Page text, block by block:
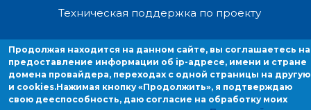
Техническая поддержка по проекту
Продолжая находиться на данном сайте, вы соглашаетесь на
предоставление информации об ip-адресе, имени и стране домена
провайдера, переходах с одной страницы на другую и cookies.
Продолжая находится на данном сайте, вы соглашаетесь на
предоставление информации об ip-адресе, имени и стране
домена провайдера, переходах с одной страницы на другую
и cookies.Нажимая кнопку «Продолжить», я подтверждаю
свою дееспособность, даю согласие на обработку моих